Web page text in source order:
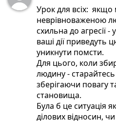
Урок для всіх: якщо
неврівноваженою
схильна до агресії -
ваші дії приведуть
уникнути помсти.
Для цього, коли
людину -
зберігаючи повагу
становища.
Була б це ситуація
ділових відносин,